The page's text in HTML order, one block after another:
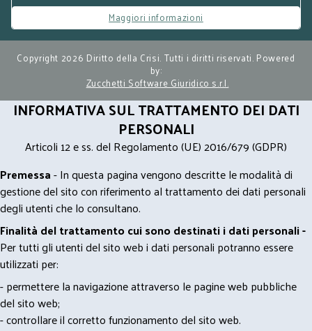
Maggiori informazioni
Copyright 2026 Diritto della Crisi. Tutti i diritti riservati. Powered
by:
Zucchetti Software Giuridico s.r.l.
INFORMATIVA SUL TRATTAMENTO DEI DATI
PERSONALI
Articoli 12 e ss. del Regolamento (UE) 2016/679 (GDPR)
Premessa- In questa pagina vengono descritte le modalità di
gestione del sito con riferimento al trattamento dei dati personali
degli utenti che lo consultano.
Finalità del trattamento cui sono destinati i dati personali -
Per tutti gli utenti del sito web i dati personali potranno essere
utilizzati per:
- permettere la navigazione attraverso le pagine web pubbliche
del sito web;
- controllare il corretto funzionamento del sito web.